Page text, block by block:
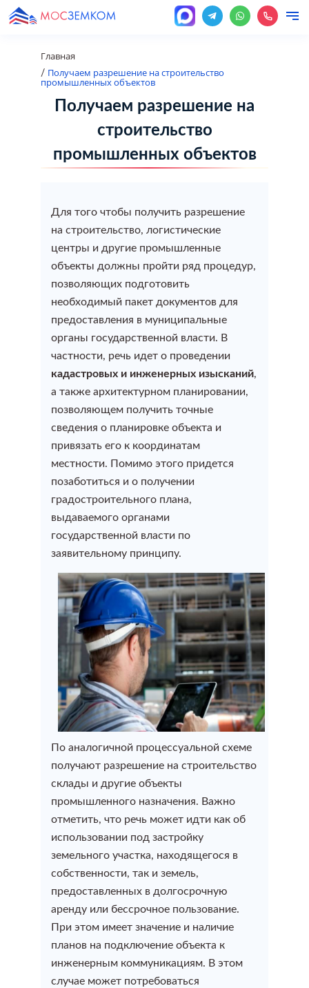
Наши услуги
Межевание земельного участка
земельного участка)
Вынос границ в натуру (на местности)
Составление и оформление межевого плана
Раздел земельного участка (размежевание)
Межевание земельного участка под
многоквартирным жилым домом (Уточнение границ)
Перераспределение земельных участков
Увеличение площади земельного участка
Услуги кадастрового инженера
Услуги кадастрового инженера
Акт технического обследования
Заключение кадастрового инженера
Схема земельного участка на кадастровом плане
План участка (кадастровый, ситуационный)
Технический план
Технический план
Технический план бани
Оформление перепланировки
помещения
Узаконить перепланировку
Технический план после перепланировки
Узаконить перепланировку в здании
Согласование перепланировки в Мосжилинспекции
Согласование новой входной группы (Устройство
Согласование изменения фасада здания
Узаконить перепланировку квартиры
Согласование перепланировки
Разрешение на строительство
Уведомление о начале строительства
земельного участка
Уведомление о завершении строительства
Уведомление о планируемой реконструкции
Градостроительный план земельного участка (ГПЗУ)
Ввод объекта в эксплуатацию
Разрешение на строительство ИЖС
Узаконить строительство
Узаконить строительство
Узаконить реконструкцию
Узаконить в комиссии ГЗК
Узаконить садовый дом
Узаконить дом без разрешения
Узаконить пристройку к дому
Узаконить баню
Узаконить уже построенный дом
Оформление недвижимости
Оформление недвижимости
Оформление недвижимости
Оформить баню
Оформление строений на участке
Оформление дома
Восcтановление утраченных документов на
недвижимость
Регистрация недвижимости
Регистрация недвижимости
Регистрация строения
Регистрация гаража
Регистрация бани
Регистрация дома
Помощь при отказе в регистрации права
Оформление сделки купли-продажи
недвижимости
Оформление сделки купли-продажи квартиры
Оформление сделки купли-продажи дома
Градостроительство
Градостроительство
Онлайн услуги
Новости
Контакты
Главная
/ Получаем разрешение на строительство
промышленных объектов
Получаем разрешение на
строительство
промышленных объектов
Для того чтобы получить разрешение
на строительство, логистические
центры и другие промышленные
объекты должны пройти ряд процедур,
позволяющих подготовить
необходимый пакет документов для
предоставления в муниципальные
органы государственной власти. В
частности, речь идет о проведении
кадастровых и инженерных изысканий,
а также архитектурном планировании,
позволяющем получить точные
сведения о планировке объекта и
привязать его к координатам
местности. Помимо этого придется
позаботиться и о получении
градостроительного плана,
выдаваемого органами
государственной власти по
заявительному принципу.
По аналогичной процессуальной схеме
получают разрешение на строительство
склады и другие объекты
промышленного назначения. Важно
отметить, что речь может идти как об
использовании под застройку
земельного участка, находящегося в
собственности, так и земель,
предоставленных в долгосрочную
аренду или бессрочное пользование.
При этом имеет значение и наличие
планов на подключение объекта к
инженерным коммуникациям. В этом
случае может потребоваться